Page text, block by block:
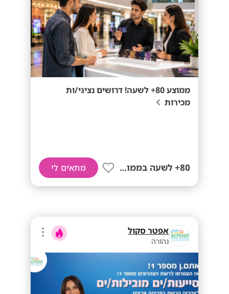
ממוצע 80+ לשעה! דרושים נציגי/ות
מכירות
80+ לשעה בממוצע מתאים לי
אפטר סקול
נהורה